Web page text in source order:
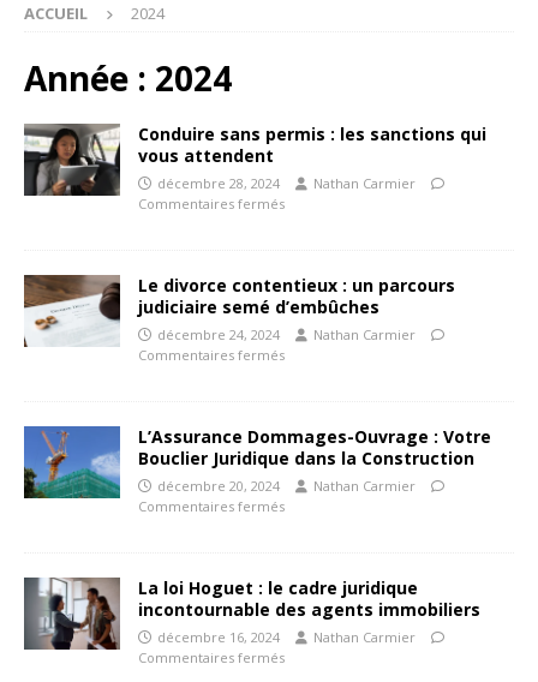
ACCUEIL 2024
Année : 2024
Conduire sans permis : les sanctions qui
vous attendent
décembre 28, 2024
Nathan Carmier
Commentaires fermés
Le divorce contentieux : un parcours
judiciaire semé d’embûches
décembre 24, 2024
Nathan Carmier
Commentaires fermés
L’Assurance Dommages-Ouvrage : Votre
Bouclier Juridique dans la Construction
décembre 20, 2024
Nathan Carmier
Commentaires fermés
La loi Hoguet : le cadre juridique
incontournable des agents immobiliers
décembre 16, 2024
Nathan Carmier
Commentaires fermés